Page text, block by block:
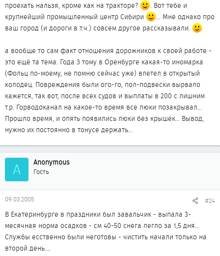
проехать нальзя, кроме как на тракторе?
. Вот тебе и
крупнейший промышленный центр Сибири
... Мне однако про
ваш город (и дороги в т.ч.) совсем другое рассказывали.
а вообще то сам факт отношения дорожников к своей работе -
это ещё та тема. Года 3 тому в Оренбурге какая-то иномарка
(Фольц по-моему, не помню сейчас уже) влетел в открытый
колодец. Повреждения были ого-го, пол-подвески вырвало
кажется, так вот, после всех судов и выплаты в 200 с лишним
т.р. Горводоканал на какое-то время все люки позакрывал...
Прошло время, и опять появились люки без крышек... Вывод,
нужно их постоянно в тонусе держать...
A Anonymous
Гость
09.03.2005 #24
В Екатеринбурге в праздники был завальчик - выпала 3-
месячная норма осадков - см 40-50 снега легло за 1,5 дня...
Службы есственно были неготовы - чистить начали только на
второй день....